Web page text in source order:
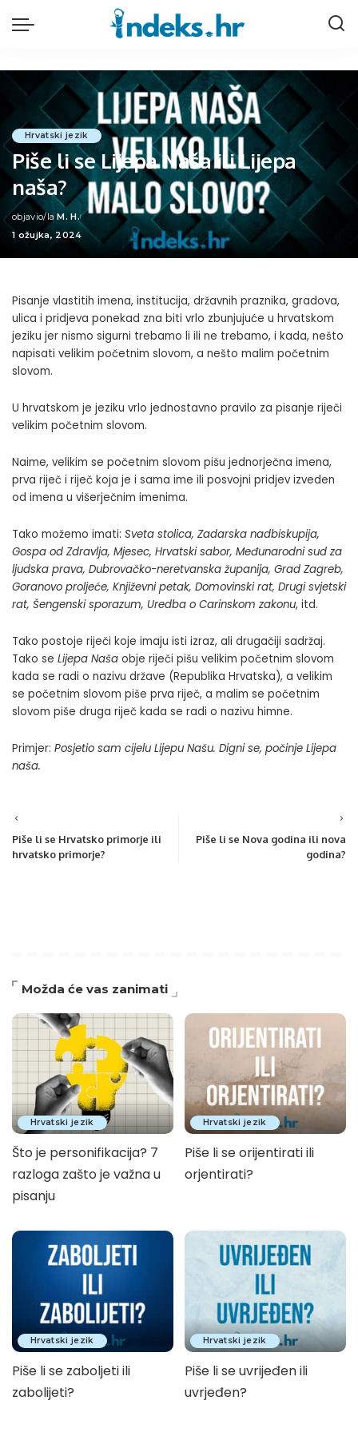
Hrvatski jezik
Piše li se Lijepa Naša ili Lijepa
naša?
Posted
by
objavio/la M. H.
1 ožujka, 2024
Pisanje vlastitih imena, institucija, državnih praznika, gradova,
ulica i pridjeva ponekad zna biti vrlo zbunjujuće u hrvatskom
jeziku jer nismo sigurni trebamo li ili ne trebamo, i kada, nešto
napisati velikim početnim slovom, a nešto malim početnim
slovom.
U hrvatskom je jeziku vrlo jednostavno pravilo za pisanje riječi
velikim početnim slovom.
Naime, velikim se početnim slovom pišu jednorječna imena,
prva riječ i riječ koja je i sama ime ili posvojni pridjev izveden
od imena u višerječnim imenima.
Tako možemo imati: Sveta stolica, Zadarska nadbiskupija,
Gospa od Zdravlja, Mjesec, Hrvatski sabor, Međunarodni sud za
ljudska prava, Dubrovačko-neretvanska županija, Grad Zagreb,
Goranovo proljeće, Književni petak, Domovinski rat, Drugi svjetski
rat, Šengenski sporazum, Uredba o Carinskom zakonu, itd.
Tako postoje riječi koje imaju isti izraz, ali drugačiji sadržaj.
Tako se Lijepa Naša obje riječi pišu velikim početnim slovom
kada se radi o nazivu države (Republika Hrvatska), a velikim
se početnim slovom piše prva riječ, a malim se početnim
slovom piše druga riječ kada se radi o nazivu himne.
Primjer: Posjetio sam cijelu Lijepu Našu. Digni se, počinje Lijepa
naša.
Piše li se Hrvatsko primorje ili
hrvatsko primorje?
Piše li se Nova godina ili nova
godina?
Možda će vas zanimati
Hrvatski jezik
Što je personifikacija? 7
razloga zašto je važna u
pisanju
Hrvatski jezik
Piše li se orijentirati ili
orjentirati?
Hrvatski jezik
Piše li se zaboljeti ili
zabolijeti?
Hrvatski jezik
Piše li se uvrijeđen ili
uvrjeđen?